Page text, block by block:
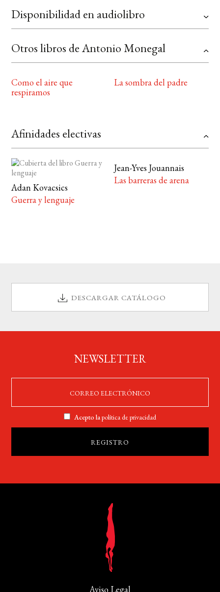
Disponibilidad en audiolibro
Otros libros de Antonio Monegal
Como el aire que
respiramos
La sombra del padre
Afinidades electivas
Adan Kovacsics
Guerra y lenguaje
Jean-Yves Jouannais
Las barreras de arena
DESCARGAR CATÁLOGO
NEWSLETTER
Acepto lapolítica de privacidad
Aviso Legal